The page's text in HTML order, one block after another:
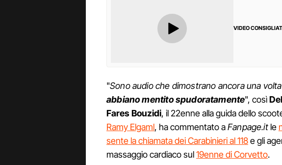
VIDEO
"Sono audio che dimostrano ancora una
abbiano mentito spudoratamente", così
Fares Bouzidi, il 22enne alla guida dello
Ramy Elgaml, ha commentato aFanpage.itle
sente la chiamata dei Carabinieri al 118e gli
massaggio cardiaco sul19enne di Corvetto.